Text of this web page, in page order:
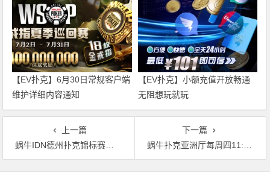
【EV扑克】6月30日常规客户端
维护详细内容通知
【EV扑克】小额充值开放畅通
无阻想玩就玩
上一篇
蜗牛IDN德州扑克锦标赛精彩呈现
下一篇
蜗牛扑克亚洲厅每周四11:00—12:00进行维护